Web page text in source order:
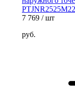
7 769 / шт
руб.